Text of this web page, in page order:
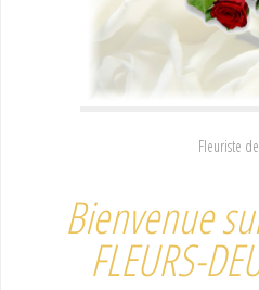
Fleuriste
Bienvenue
FLEURS-